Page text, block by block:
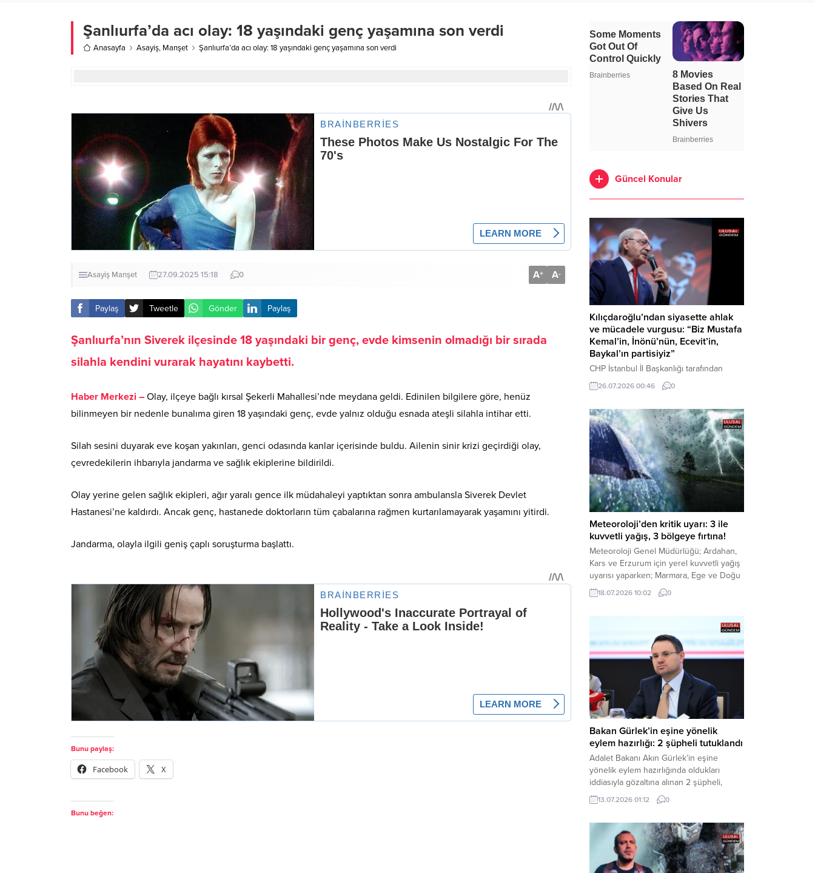
Şanlıurfa’da acı olay: 18 yaşındaki genç yaşamına son verdi
Anasayfa Asayiş, Manşet Şanlıurfa’da acı olay: 18 yaşındaki genç yaşamına son verdi
Asayiş Manşet 27.09.2025 15:18 0 A+ A-
Paylaş Tweetle Gönder Paylaş
Şanlıurfa’nın Siverek ilçesinde 18 yaşındaki bir genç, evde kimsenin olmadığı bir sırada
silahla kendini vurarak hayatını kaybetti.
Haber Merkezi – Olay, ilçeye bağlı kırsal Şekerli Mahallesi’nde meydana geldi. Edinilen bilgilere göre, henüz
bilinmeyen bir nedenle bunalıma giren 18 yaşındaki genç, evde yalnız olduğu esnada ateşli silahla intihar etti.
Silah sesini duyarak eve koşan yakınları, genci odasında kanlar içerisinde buldu. Ailenin sinir krizi geçirdiği olay,
çevredekilerin ihbarıyla jandarma ve sağlık ekiplerine bildirildi.
Olay yerine gelen sağlık ekipleri, ağır yaralı gence ilk müdahaleyi yaptıktan sonra ambulansla Siverek Devlet
Hastanesi’ne kaldırdı. Ancak genç, hastanede doktorların tüm çabalarına rağmen kurtarılamayarak yaşamını yitirdi.
Jandarma, olayla ilgili geniş çaplı soruşturma başlattı.
Bunu paylaş:
Facebook X
Bunu beğen:
Güncel Konular
Kılıçdaroğlu’ndan siyasette ahlak
ve mücadele vurgusu: “Biz Mustafa
Kemal’in, İnönü’nün, Ecevit’in,
Baykal’ın partisiyiz”
CHP İstanbul İl Başkanlığı tarafından
düzenlenen Üye Katılım Töreni’nde
konuşan Kemal Kılıçdaroğlu; partinin
beşli çetelerle mücadeleden Aile
Destekleri Sigortası’na kadar birçok kritik
konuda sert ve net mesajlar verdi. Haber
Merkezi – CHP Genel Başkanı Kemal
Kılıçdaroğlu, Rauf Denktaş Kültür
Merkezi’nde gerçekleştirilen ve yeni
üyelere rozetlerinin takıldığı...
26.07.2026 00:46 0
Meteoroloji’den kritik uyarı: 3 ile
kuvvetli yağış, 3 bölgeye fırtına!
Meteoroloji Genel Müdürlüğü; Ardahan,
Kars ve Erzurum için yerel kuvvetli yağış
uyarısı yaparken; Marmara, Ege ve Doğu
Anadolu’nun belirli kesimlerinde ise
saatte 60 kilometre hıza ulaşabilecek
tedbirli olmaya çağırdı. Haber Merkezi –
Çevre, Şehircilik ve İklim Değişikliği
Bakanlığı Meteoroloji Genel Müdürlüğü,
ülke genelini kapsayan son hava...
18.07.2026 10:02 0
Bakan Gürlek’in eşine yönelik
eylem hazırlığı: 2 şüpheli tutuklandı
Adalet Bakanı Akın Gürlek’in eşine
yönelik eylem hazırlığında oldukları
iddiasıyla gözaltına alınan 2 şüpheli,
çıkarıldıkları mahkemece tutuklanarak
cezaevine gönderildi. Haber Merkezi –
tarafından yürütülen geniş kapsamlı
soruşturma çerçevesinde gözaltına
alınan şüphelilerin emniyetteki işlemleri
tamamlandı. Güvenlik birimlerindeki
13.07.2026 01:12 0